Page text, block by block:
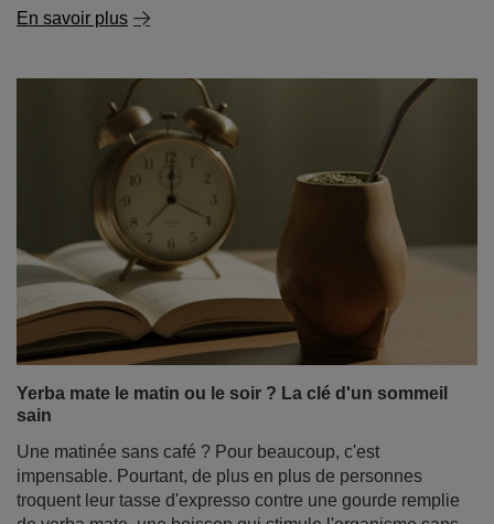
La cannelle - une épice aux propriétés remarquables.
à quoi sert la cannelle et où l'utiliser ?
La cannelle fait partie de ces épices qui séduisent par
leur arôme intense et leur saveur chaude et légèrement
sucrée. Elle évoque la saison automne-hiver, les
infusions chaudes et les pâtisseries maison, mais son
utilisation va bien au-delà. Depuis des milliers d'années,
elle est un symbole de luxe, de santé et d'origine
exotique. Aujourd'hui, nous ajoutons volontiers de la
cannelle au thé, au café, à la yerba mate ou aux desserts
nombreuses propriétés sanitaires.
En savoir plus